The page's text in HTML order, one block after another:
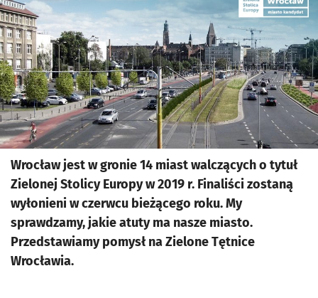
Wrocław jest w gronie 14 miast walczących o tytuł
Zielonej Stolicy Europy w 2019 r. Finaliści zostaną
wyłonieni w czerwcu bieżącego roku. My
sprawdzamy, jakie atuty ma nasze miasto.
Przedstawiamy pomysł na Zielone Tętnice
Wrocławia.